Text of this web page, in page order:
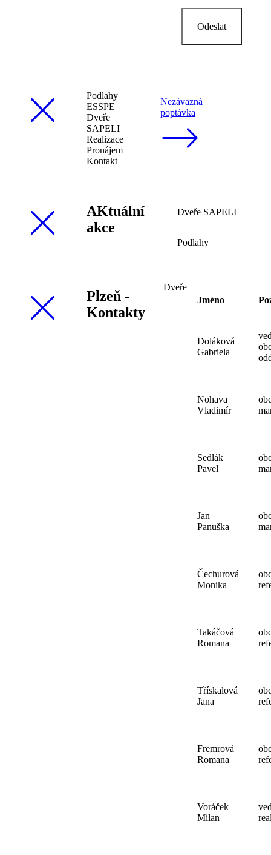
Odeslat
Podlahy
ESSPE
Dveře
SAPELI
Realizace
Pronájem
Kontakt
Nezávazná
poptávka
AKtuální
akce
Dveře SAPELI
Podlahy
Plzeň -
Kontakty
Dveře
Jméno
Doláková
Gabriela
Nohava
Vladimír
Sedlák
Pavel
Jan
Panuška
Čechurová
Monika
Takáčová
Romana
Třískalová
Jana
Fremrová
Romana
Voráček
Milan